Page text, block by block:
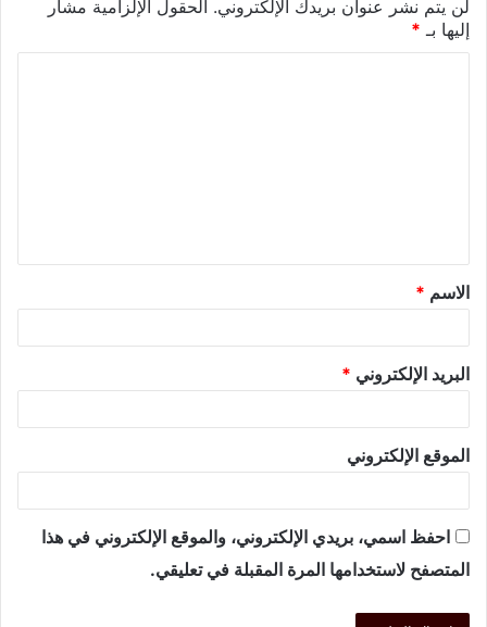
لن يتم نشر عنوان بريدك الإلكتروني. الحقول الإلزامية مشار
إليها بـ *
الاسم *
البريد الإلكتروني *
الموقع الإلكتروني
احفظ اسمي، بريدي الإلكتروني، والموقع الإلكتروني في هذا
المتصفح لاستخدامها المرة المقبلة في تعليقي.